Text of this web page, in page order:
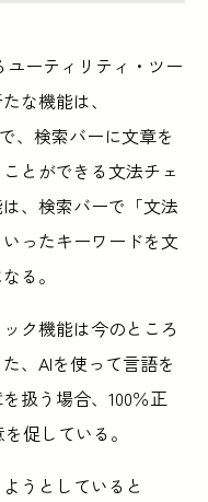
ユーティリティ・ツー
な機能は、
、検索バーに文章を
とができる文法チェ
、検索バーで「文法
ったキーワードを文
る。
ク機能は今のところ
、AIを使って言語を
扱う場合、100％正
促している。
うとしていると